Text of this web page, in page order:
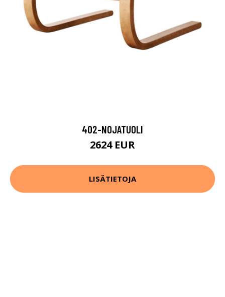
402-NOJATUOLI
2624 EUR
LISÄTIETOJA